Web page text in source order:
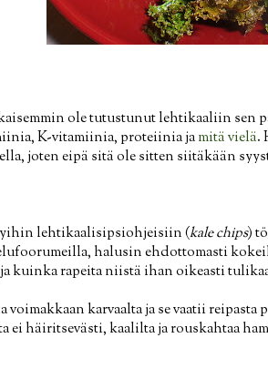
ole tutustunut lehtikaaliin sen
K-vitamiinia, proteiinia jamitä vielä.
joten eipä sitä ole sitten siitäkään
lehtikaalisipsiohjeisiin (kale chips)
halusin ehdottomasti
kuinka rapeita niistä ihan oikeasti
voimakkaan karvaalta ja se vaatii
ei häiritsevästi, kaalilta ja rouskahtaa